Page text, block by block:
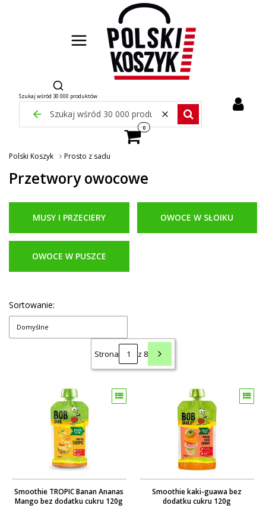
Otwórz wyszukiwarkę
Szukaj wśród 30 000 produktów
Zamknij wyszukiwarkę WyczyśćSzukaj wśród 30 000
Produkty w koszyku: 0. Zobacz
Polski Koszyk Prosto z sadu
Przetwory owocowe
MUSY I PRZECIERY OWOCE W SŁOIKU
OWOCE W PUSZCE
Sortowanie:
Domyślne
Strona z 8
Smoothie TROPIC Banan Ananas
Mango bez dodatku cukru 120g
Smoothie kaki-guawa bez
dodatku cukru 120g